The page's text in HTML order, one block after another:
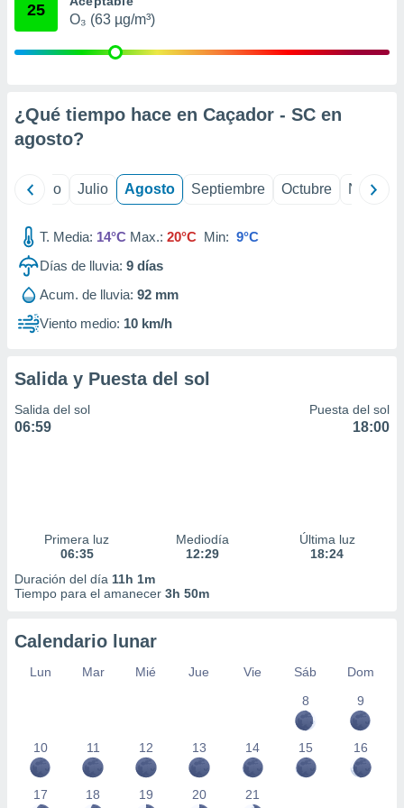
publicidad
publicidad
1199
25
O₃ (63 µg/m³)
¿Qué tiempo hace en Caçador - SC en
agosto?
Junio Julio Agosto Septiembre Octubre
T. Media: 14°C Max.: 20°C Min: 9°C
Días de lluvia: 9 días
Acum. de lluvia: 92 mm
Viento medio: 10 km/h
Salida y Puesta del sol
Salida del sol
06:59
Puesta del sol
18:00
Primera luz
06:35
Mediodía
12:29
Última luz
18:24
Duración del día 11h 1m
Tiempo para el amanecer 3h 50m
Calendario lunar
Lun Mar Mié Jue Vie Sáb
Dom
8
9
10 11 12 13 14 15 16
17 18 19 20 21